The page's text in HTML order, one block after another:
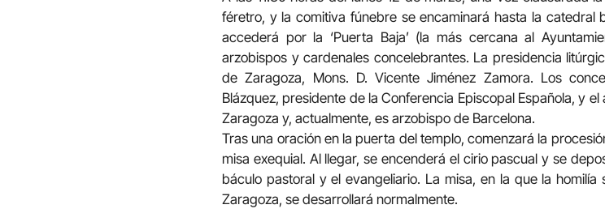
féretro, y la comitiva fúnebre se encaminará hasta la catedral
accederá por la ‘Puerta Baja’ (la más cercana al
arzobispos y cardenales concelebrantes. La presidencia
de Zaragoza, Mons. D. Vicente Jiménez Zamora. Los
Blázquez, presidente de la Conferencia Episcopal Española, y
Zaragoza y, actualmente, es arzobispo de Barcelona.
Tras una oración en la puerta del templo, comenzará la
misa exequial. Al llegar, se encenderá el cirio pascual y se
báculo pastoral y el evangeliario. La misa, en la que la
Zaragoza, se desarrollará normalmente.